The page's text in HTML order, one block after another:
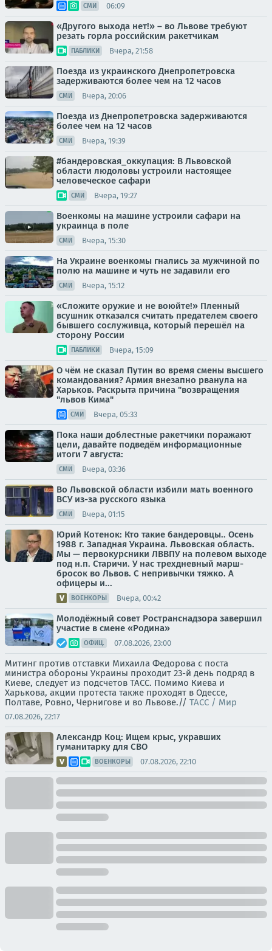
СМИ 06:09
«Другого выхода нет!» – во Львове требуют
резать горла российским ракетчикам
ПАБЛИКИ Вчера, 21:58
Поезда из украинского Днепропетровска
задерживаются более чем на 12 часов
СМИ Вчера, 20:06
Поезда из Днепропетровска задерживаются
более чем на 12 часов
СМИ Вчера, 19:39
#бандеровская_оккупация: В Львовской
области людоловы устроили настоящее
человеческое сафари
СМИ Вчера, 19:27
Военкомы на машине устроили сафари на
украинца в поле
СМИ Вчера, 15:30
На Украине военкомы гнались за мужчиной по
полю на машине и чуть не задавили его
СМИ Вчера, 15:12
«Сложите оружие и не воюйте!» Пленный
всушник отказался считать предателем своего
бывшего сослуживца, который перешёл на
сторону России
ПАБЛИКИ Вчера, 15:09
О чём не сказал Путин во время смены высшего
командования? Армия внезапно рванула на
Харьков. Раскрыта причина "возвращения
"львов Кима"
СМИ Вчера, 05:33
Пока наши доблестные ракетчики поражают
цели, давайте подведём информационные
итоги 7 августа:
СМИ Вчера, 03:36
Во Львовской области избили мать военного
ВСУ из-за русского языка
СМИ Вчера, 01:15
Юрий Котенок: Кто такие бандеровцы.. Осень
1988 г. Западная Украина. Львовская область.
Мы — первокурсники ЛВВПУ на полевом выходе
под н.п. Старичи. У нас трехдневный марш-
бросок во Львов. С непривычки тяжко. А
офицеры и...
ВОЕНКОРЫ Вчера, 00:42
Молодёжный совет Ространснадзора завершил
участие в смене «Родина»
ОФИЦ. 07.08.2026, 23:00
Митинг против отставки Михаила Федорова с поста
министра обороны Украины проходит 23-й день подряд в
Киеве, следует из подсчетов ТАСС. Помимо Киева и
Харькова, акции протеста также проходят в Одессе,
Полтаве, Ровно, Чернигове и во Львове.// ТАСС / Мир
07.08.2026, 22:17
Александр Коц: Ищем крыс, укравших
гуманитарку для СВО
ВОЕНКОРЫ 07.08.2026, 22:10